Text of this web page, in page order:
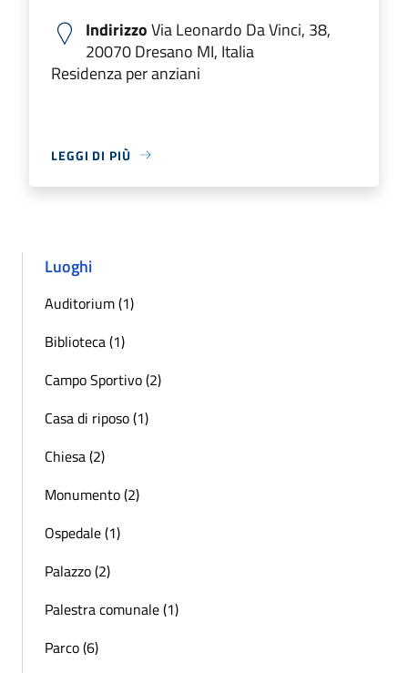
IndirizzoVia Leonardo Da Vinci, 38,
20070 Dresano MI, Italia
Residenza per anziani
LEGGI DI PIÙ
Luoghi
Auditorium (1)
Biblioteca (1)
Campo Sportivo (2)
Casa di riposo (1)
Chiesa (2)
Monumento (2)
Ospedale (1)
Palazzo (2)
Palestra comunale (1)
Parco (6)